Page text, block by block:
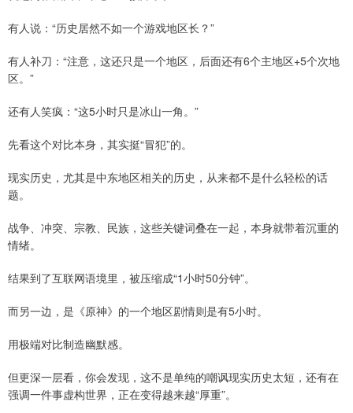
有人说：“历史居然不如一个游戏地区长？”
有人补刀：“注意，这还只是一个地区，后面还有6个主地区+5个次地
区。”
还有人笑疯：“这5小时只是冰山一角。”
先看这个对比本身，其实挺“冒犯”的。
现实历史，尤其是中东地区相关的历史，从来都不是什么轻松的话
题。
战争、冲突、宗教、民族，这些关键词叠在一起，本身就带着沉重的
情绪。
结果到了互联网语境里，被压缩成“1小时50分钟”。
而另一边，是《原神》的一个地区剧情则是有5小时。
用极端对比制造幽默感。
但更深一层看，你会发现，这不是单纯的嘲讽现实历史太短，还有在
强调一件事虚构世界，正在变得越来越“厚重”。